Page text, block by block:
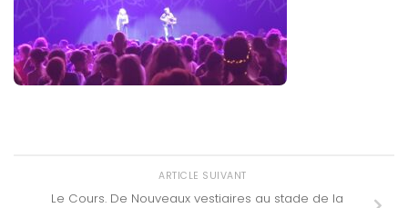
ARTICLE SUIVANT
Le Cours. De Nouveaux vestiaires au stade de la